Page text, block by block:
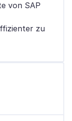
von SAP
zu